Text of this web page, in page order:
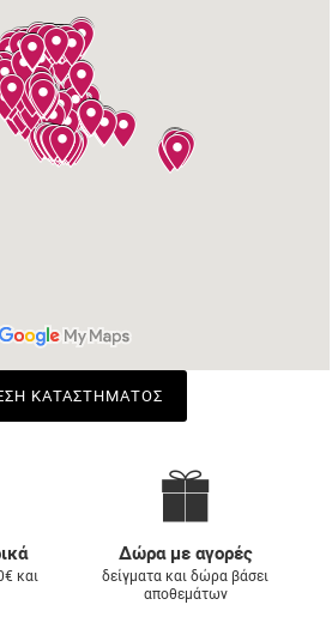
ΚΑΤΑΣΤΉΜΑΤΟΣ
και
Δώρα με αγορές
δείγματα και δώρα βάσει
αποθεμάτων